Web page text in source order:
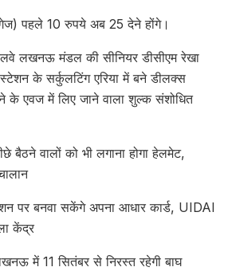
पहले 10 रुपये अब 25 देने होंगे।
लखनऊ मंडल की सीनियर डीसीएम रेखा
स्टेशन के सर्कुलटिंग एरिया में बने डीलक्स
के एवज में लिए जाने वाला शुल्क संशोधित
बैठने वालों को भी लगाना होगा हेलमेट,
पर बनवा सकेंगे अपना आधार कार्ड, UIDAI
केंद्र
में 11 सितंबर से निरस्त रहेगी बाघ